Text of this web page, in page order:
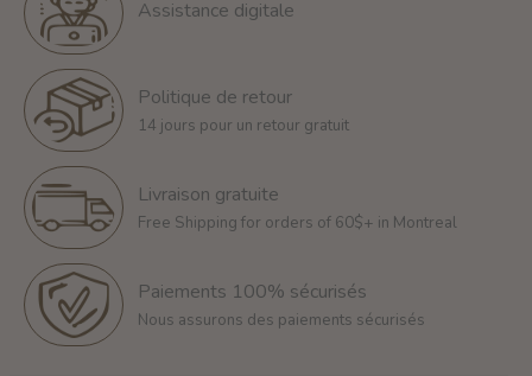
Assistance digitale
Politique de retour
14 jours pour un retour gratuit
Livraison gratuite
Free Shipping for orders of 60$+ in Montreal
Paiements 100% sécurisés
Nous assurons des paiements sécurisés